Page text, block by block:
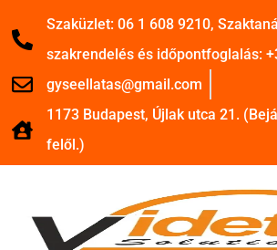
Szaküzlet: 06 1 608 9210,
szakrendelés és időpontfoglalás:
gyseellatas@gmail.com
1173 Budapest, Újlak utca 21.
felől.)